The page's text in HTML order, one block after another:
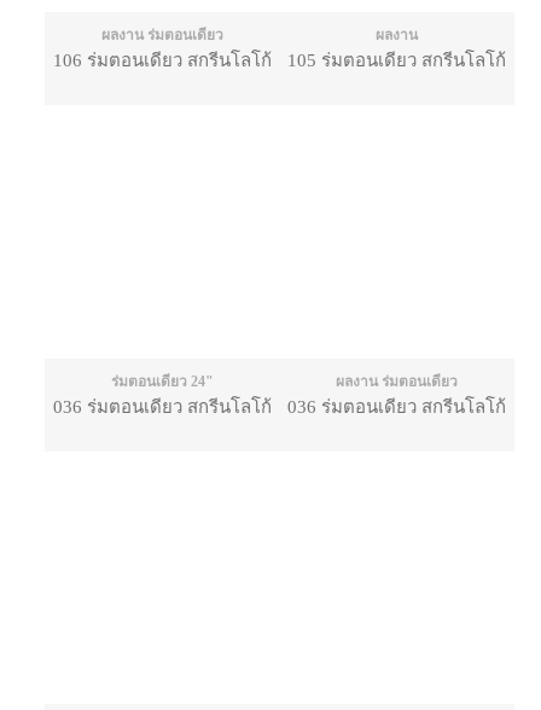
ผลงาน ร่มตอนเดียว
106 ร่มตอนเดียว สกรีนโลโก้
ผลงาน
105 ร่มตอนเดียว สกรีนโลโก้
ร่มตอนเดียว 24"
036 ร่มตอนเดียว สกรีนโลโก้
ผลงาน ร่มตอนเดียว
036 ร่มตอนเดียว สกรีนโลโก้